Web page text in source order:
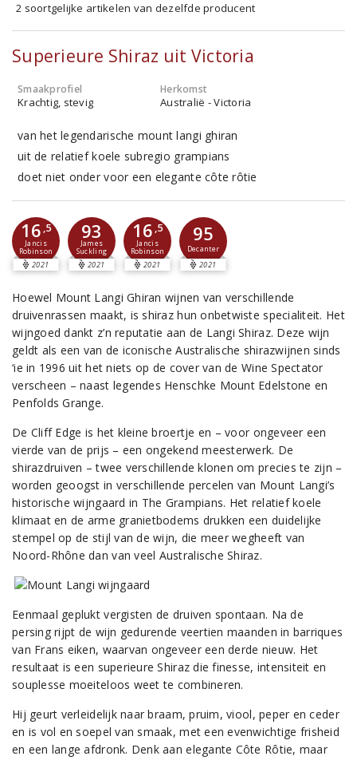
2 soortgelijke artikelen van dezelfde producent
Superieure Shiraz uit Victoria
Smaakprofiel
Krachtig, stevig
Herkomst
Australië - Victoria
van het legendarische mount langi ghiran
uit de relatief koele subregio grampians
doet niet onder voor een elegante côte rôtie
16 ,5
Jancis
Robinson
2021
93
James
Suckling
2021
16 ,5
Jancis
Robinson
2021
95
Decanter
2021
Hoewel Mount Langi Ghiran wijnen van verschillende
druivenrassen maakt, is shiraz hun onbetwiste specialiteit. Het
wijngoed dankt z’n reputatie aan de Langi Shiraz. Deze wijn
geldt als een van de iconische Australische shirazwijnen sinds
‘ie in 1996 uit het niets op de cover van de Wine Spectator
verscheen – naast legendes Henschke Mount Edelstone en
Penfolds Grange.
De Cliff Edge is het kleine broertje en – voor ongeveer een
vierde van de prijs – een ongekend meesterwerk. De
shirazdruiven – twee verschillende klonen om precies te zijn –
worden geoogst in verschillende percelen van Mount Langi’s
historische wijngaard in The Grampians. Het relatief koele
klimaat en de arme granietbodems drukken een duidelijke
stempel op de stijl van de wijn, die meer wegheeft van
Noord-Rhône dan van veel Australische Shiraz.
Eenmaal geplukt vergisten de druiven spontaan. Na de
persing rijpt de wijn gedurende veertien maanden in barriques
van Frans eiken, waarvan ongeveer een derde nieuw. Het
resultaat is een superieure Shiraz die finesse, intensiteit en
souplesse moeiteloos weet te combineren.
Hij geurt verleidelijk naar braam, pruim, viool, peper en ceder
en is vol en soepel van smaak, met een evenwichtige frisheid
en een lange afdronk. Denk aan elegante Côte Rôtie, maar